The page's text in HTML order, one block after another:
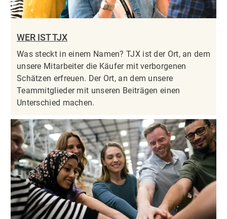
WER IST TJX
Was steckt in einem Namen? TJX ist der Ort, an dem
unsere Mitarbeiter die Käufer mit verborgenen
Schätzen erfreuen. Der Ort, an dem unsere
Teammitglieder mit unseren Beiträgen einen
Unterschied machen.